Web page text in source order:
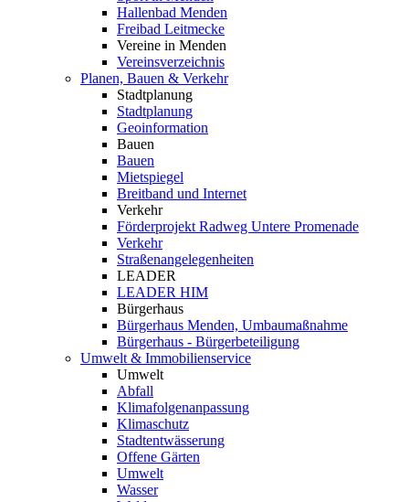
Hallenbad Menden
Freibad Leitmecke
Vereine in Menden
Vereinsverzeichnis
Planen, Bauen & Verkehr
Stadtplanung
Stadtplanung
Geoinformation
Bauen
Bauen
Mietspiegel
Breitband und Internet
Verkehr
Förderprojekt Radweg Untere Promenade
Verkehr
Straßenangelegenheiten
LEADER
LEADER HIM
Bürgerhaus
Bürgerhaus Menden, Umbaumaßnahme
Bürgerhaus - Bürgerbeteiligung
Umwelt & Immobilienservice
Umwelt
Abfall
Klimafolgenanpassung
Klimaschutz
Stadtentwässerung
Offene Gärten
Umwelt
Wasser